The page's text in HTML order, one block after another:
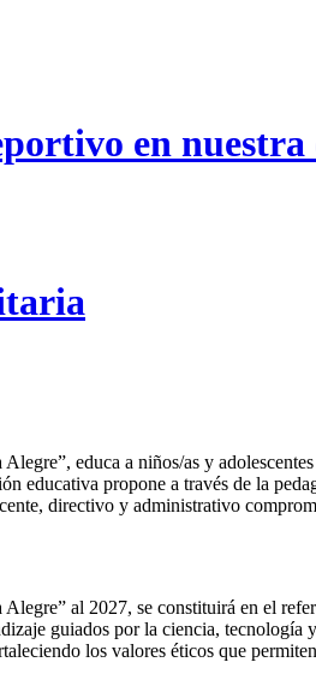
en
educa a niños/as y
educativa propone a través de la
directivo y administrativo
al 2027, se constituirá en el
guiados por la ciencia,
los valores éticos que